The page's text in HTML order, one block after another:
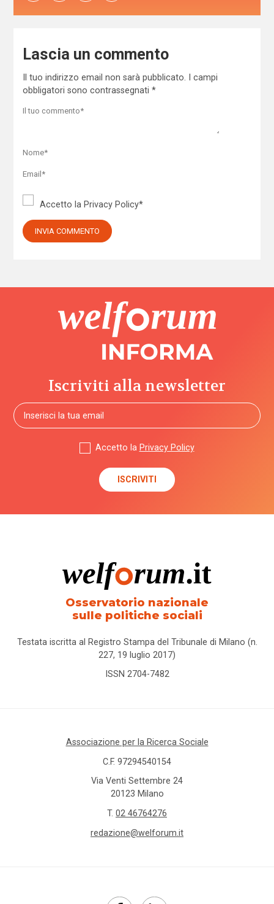
Lascia un commento
Il tuo indirizzo email non sarà pubblicato.
I campi
obbligatori sono contrassegnati *
Accetto la Privacy Policy*
Iscriviti alla newsletter
Accetto la Privacy Policy
Osservatorio nazionale
sulle politiche sociali
Testata iscritta al Registro Stampa del Tribunale di Milano (n.
227, 19 luglio 2017)
ISSN 2704-7482
Associazione per la Ricerca Sociale
C.F. 97294540154
Via Venti Settembre 24
20123 Milano
T. 02 46764276
redazione@welforum.it